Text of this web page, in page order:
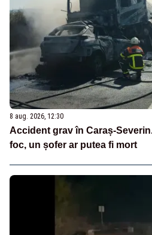
8 aug. 2026, 12:30
Accident grav în Caraș-
foc, un șofer ar putea fi mort